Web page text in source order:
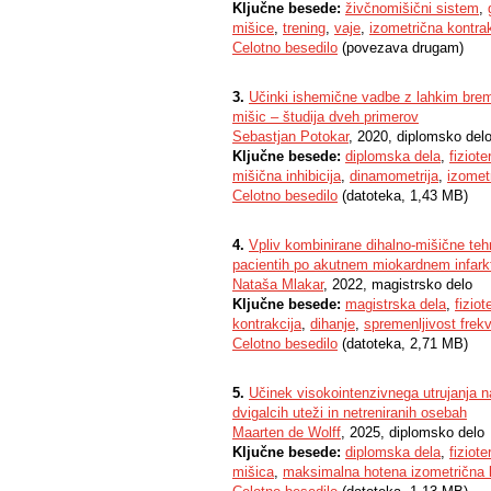
Ključne besede: živčnomišični sistem,
mišice, trening, vaje, izometrična
Celotno besedilo (povezava drugam)
3. Učinki ishemične vadbe z lahkim
mišic – študija dveh primerov
Sebastjan Potokar, 2020, diplomsko delo
Ključne besede: diplomska dela,
mišična inhibicija, dinamometrija,
Celotno besedilo (datoteka, 1,43 MB)
4. Vpliv kombinirane dihalno-mišične
pacientih po akutnem miokardnem
Nataša Mlakar, 2022, magistrsko delo
Ključne besede: magistrska dela,
kontrakcija, dihanje, spremenljivost
Celotno besedilo (datoteka, 2,71 MB)
5. Učinek visokointenzivnega utrujanja
dvigalcih uteži in netreniranih osebah
Maarten de Wolff, 2025, diplomsko delo
Ključne besede: diplomska dela,
mišica, maksimalna hotena izometrična